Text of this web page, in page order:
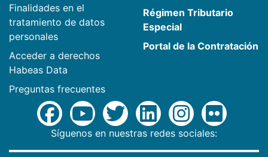
Finalidades en el
tratamiento de datos
personales
Acceder a derechos
Habeas Data
Preguntas frecuentes
Régimen Tributario
Especial
Portal de la Contratación
Síguenos en nuestras redes sociales: